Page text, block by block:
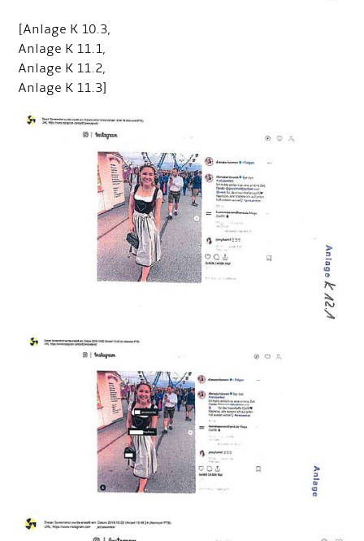
[Anlage K 10.3,
Anlage K 11.1,
Anlage K 11.2,
Anlage K 11.3]